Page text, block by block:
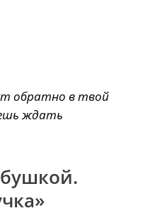
обратно в твой
ждать